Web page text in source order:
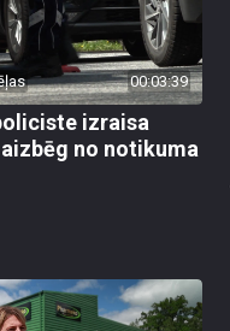
00:03:39
izraisa
no notikuma